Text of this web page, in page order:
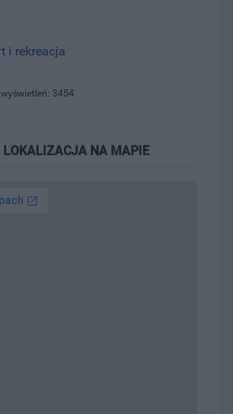
i rekreacja
3454
LOKALIZACJA NA MAPIE